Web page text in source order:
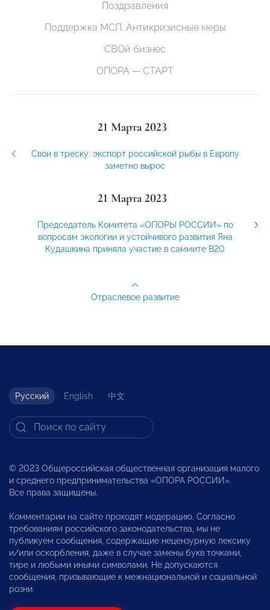
Поздравления
Поддержка МСП. Антикризисные меры
СВОй бизнес
ОПОРА — СТАРТ
21 Марта 2023
Свои в треску: экспорт российской рыбы в Европу
заметно вырос
21 Марта 2023
Председатель Комитета «ОПОРЫ РОССИИ» по
вопросам экологии и устойчивого развития Яна
Кудашкина приняла участие в саммите В20
Отраслевое развитие
Русский English 中文
© 2023 Общероссийская общественная организация малого
и среднего предпринимательства «ОПОРА РОССИИ».
Все права защищены.
Комментарии на сайте проходят модерацию. Согласно
требованиям российского законодательства, мы не
публикуем сообщения, содержащие нецензурную лексику
и/или оскорбления, даже в случае замены букв точками,
тире и любыми иными символами. Не допускаются
сообщения, призывающие к межнациональной и социальной
розни.